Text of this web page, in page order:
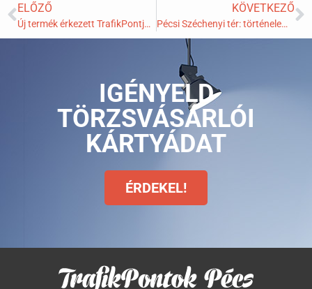
ELŐZŐ
Új termék érkezett TrafikPontjainlra!
KÖVETKEZŐ
Pécsi Széchenyi tér: történelem és érdekességek
IGÉNYELD
TÖRZSVÁSÁRLÓI
KÁRTYÁDAT
ÉRDEKEL!